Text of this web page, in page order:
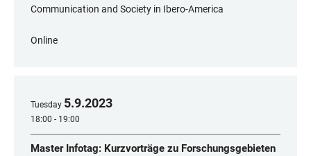
Communication and Society in Ibero-America
Online
Tuesday 5.9.2023
18:00 - 19:00
Master Infotag: Kurzvorträge zu Forschungsgebieten